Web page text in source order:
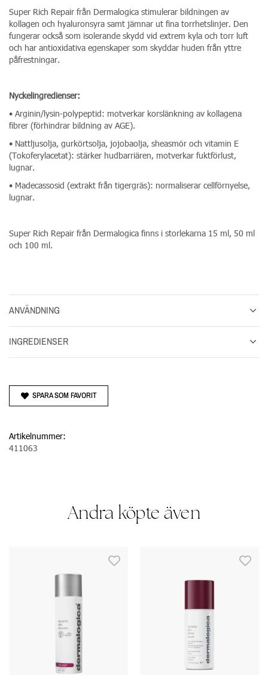
ANVÄNDNING
INGREDIENSER
Super Rich Repair från Dermalogica stimulerar bildningen av
kollagen och hyaluronsyra samt jämnar ut fina torrhetslinjer. Den
fungerar också som isolerande skydd vid extrem kyla och torr luft
och har antioxidativa egenskaper som skyddar huden från yttre
påfrestningar.
Nyckelingredienser:
• Arginin/lysin-polypeptid: motverkar korslänkning av kollagena
fibrer (förhindrar bildning av AGE).
• Nattljusolja, gurkörtsolja, jojobaolja, sheasmör och vitamin E
(Tokoferylacetat): stärker hudbarriären, motverkar fuktförlust,
lugnar.
• Madecassosid (extrakt från tigergräs): normaliserar cellförnyelse,
lugnar.
Super Rich Repair från Dermalogica finns i storlekarna 15 ml, 50 ml
och 100 ml.
SPARA SOM FAVORIT
Artikelnummer:
411063
Andra köpte även